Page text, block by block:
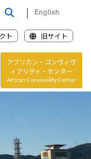
English
ト 旧サイト
アフリカン・コンヴィヴ
ィアリティ・センター
African Conviviality Center